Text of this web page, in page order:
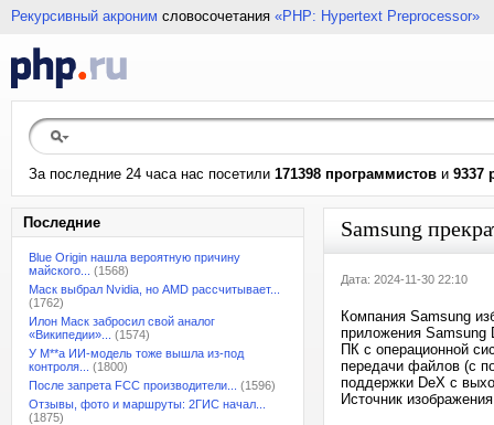
Рекурсивный акроним словосочетания «PHP: Hypertext Preprocessor»
За последние 24 часа нас посетили 171398 программистов и 9337
Последние
Blue Origin нашла вероятную причину
майского...
(1568)
Маск выбрал Nvidia, но AMD рассчитывает...
(1762)
Илон Маск забросил свой аналог
«Википедии»...
(1574)
У M**a ИИ-модель тоже вышла из-под
контроля...
(1800)
После запрета FCC производители...
(1596)
Отзывы, фото и маршруты: 2ГИС начал...
(1875)
Samsung
Дата: 2024-11-30 22:10
Компания Samsung
приложения Samsung
ПК с операционной
передачи файлов (с
поддержки DeX с
Источник